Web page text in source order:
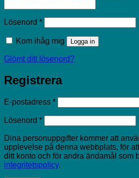
Lösenord *Obligatoriskt
Kom ihåg mig Logga in
Glömt ditt lösenord?
Registrera
E-postadress *Obligatoriskt
Lösenord *Obligatoriskt
Dina personuppgifter kommer att
upplevelse på denna webbplats, för
ditt konto och för andra ändamål som
integritetspolicy.